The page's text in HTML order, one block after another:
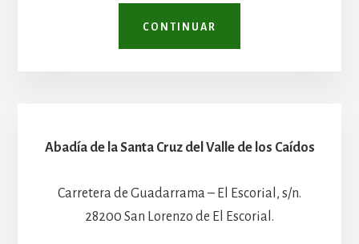
CONTINUAR
Abadía de la Santa Cruz del Valle de los Caídos
Carretera de Guadarrama – El Escorial, s/n.
28200 San Lorenzo de El Escorial.